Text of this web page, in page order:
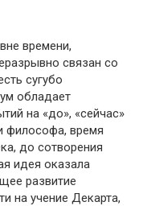
времени,
связан со
сугубо
обладает
на «до», «сейчас»
философа, время
до сотворения
идея оказала
развитие
на учение Декарта,